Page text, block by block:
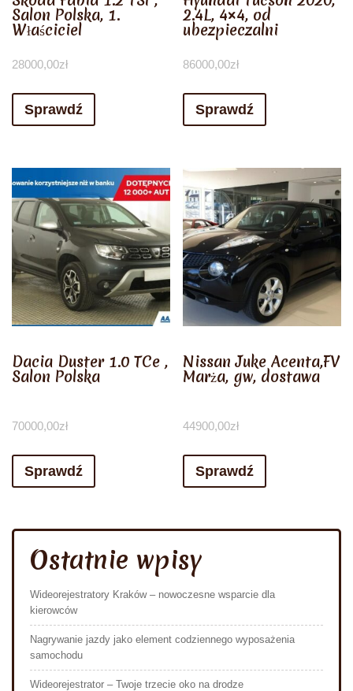
Salon Polska, 1.
Właściciel
28000,00zł
Sprawdź
2.4L, 4×4, od
ubezpieczalni
86000,00zł
Sprawdź
Dacia Duster 1.0 TCe ,
Salon Polska
70000,00zł
Sprawdź
Nissan Juke Acenta,FV
Marża, gw, dostawa
44900,00zł
Sprawdź
Ostatnie wpisy
Wideorejestratory Kraków – nowoczesne wsparcie dla
kierowców
Nagrywanie jazdy jako element codziennego wyposażenia
samochodu
Wideorejestrator – Twoje trzecie oko na drodze